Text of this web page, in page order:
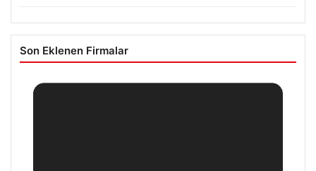
Son Eklenen Firmalar